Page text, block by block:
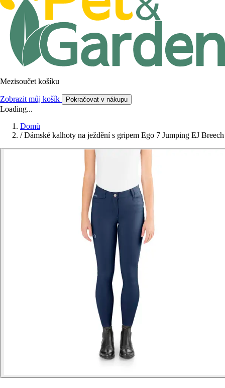
Mezisoučet košíku
Zobrazit můj košík Pokračovat v nákupu
Loading...
Domů
/ Dámské kalhoty na ježdění s gripem Ego 7 Jumping EJ Breech